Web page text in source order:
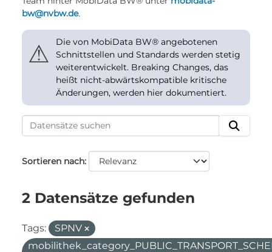
bw@nvbw.de.
⚠
Die von MobiData BW® angebotenen
Schnittstellen und Standards werden stetig
weiterentwickelt. Breaking Changes, das
heißt nicht-abwärtskompatible kritische
Änderungen, werden hier dokumentiert.
Sortieren nach
2 Datensätze gefunden
Tags:
SPNV